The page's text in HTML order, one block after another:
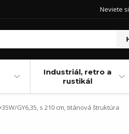
Neviete
Industriál, retro a
rustikál
GY6,35, s 210 cm, titánová štruktúra